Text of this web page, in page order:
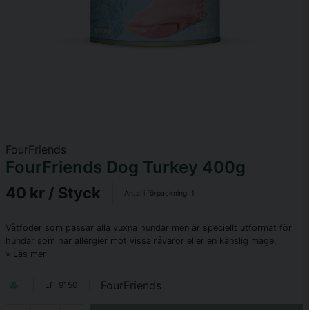
FourFriends
FourFriends Dog Turkey 400g
40 kr / Styck Antal i förpackning: 1
Våtfoder som passar alla vuxna hundar men är speciellt utformat för
hundar som har allergier mot vissa råvaror eller en känslig mage.
Läs mer
LF-9150 FourFriends